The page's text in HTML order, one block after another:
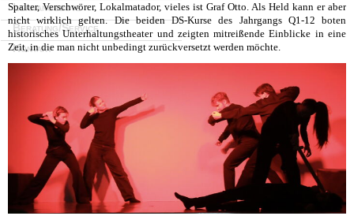
Lernangebote
Beratung/Service
Kontakt
Spalter, Verschwörer, Lokalmatador, vieles ist Graf Otto. Als Held kann er aber
nicht wirklich gelten. Die beiden DS-Kurse des Jahrgangs Q1-12 boten
historisches Unterhaltungstheater und zeigten mitreißende Einblicke in eine
Zeit, in die man nicht unbedingt zurückversetzt werden möchte.